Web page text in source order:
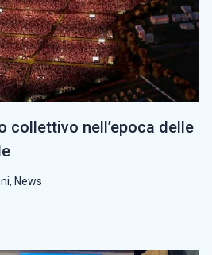
collettivo nell’epoca delle
, News